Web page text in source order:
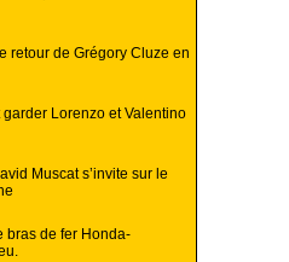
retour de Grégory Cluze en
garder Lorenzo et Valentino
Muscat s’invite sur le
bras de fer Honda-